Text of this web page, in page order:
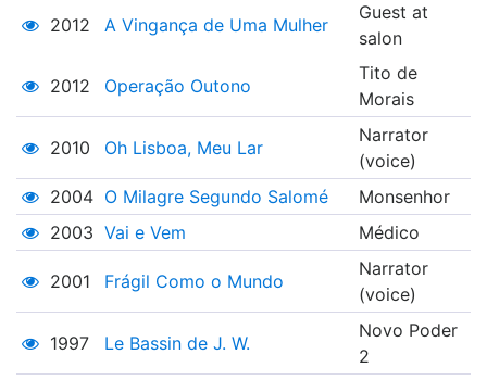
2012 A Vingança de Uma Mulher
Guest at
salon
2012 Operação Outono
Tito de
Morais
2010 Oh Lisboa, Meu Lar
Narrator
(voice)
2004 O Milagre Segundo Salomé
Monsenhor
2003 Vai e Vem Médico
2001 Frágil Como o Mundo
Narrator
(voice)
1997 Le Bassin de J. W.
Novo Poder
2